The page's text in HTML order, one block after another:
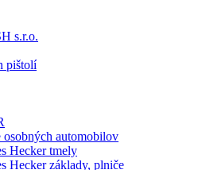
s.r.o.
pištolí
osobných automobilov
Hecker tmely
Hecker základy, plniče